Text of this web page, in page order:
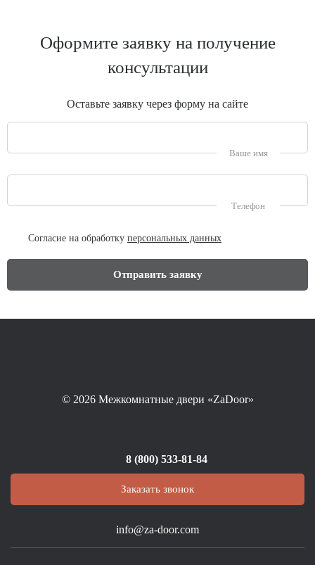
Оформите заявку на получение
консультации
Оставьте заявку через форму на сайте
Ваше имя
Телефон
Согласие на обработку персональных данных
© 2026Межкомнатные двери «ZaDoor»
8 (800) 533-81-84
Заказать звонок
info@za-door.com